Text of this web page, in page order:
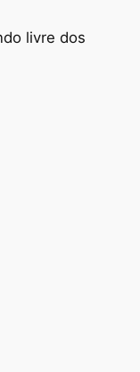
livre dos